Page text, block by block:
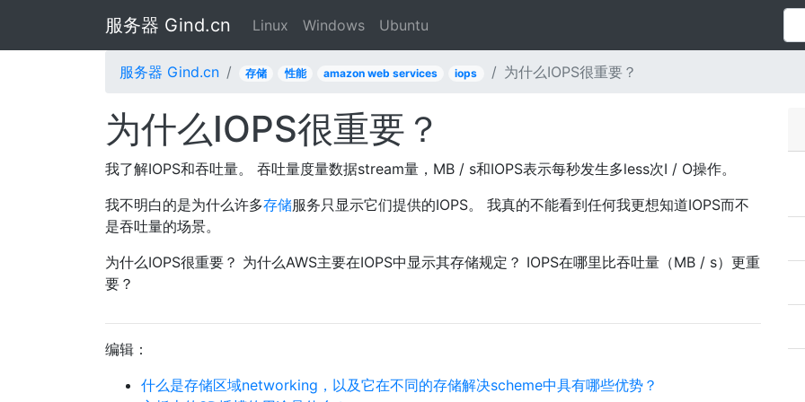
服务器 Gind.cn Linux Windows Ubuntu
服务器 Gind.cn 存储 性能 amazon web services iops 为什么IOPS很重要？
为什么IOPS很重要？
我了解IOPS和吞吐量。 吞吐量度量数据stream量，MB / s和IOPS表示每秒发生多less次I / O操作。
我不明白的是为什么许多存储服务只显示它们提供的IOPS。 我真的不能看到任何我更想知道IOPS而不
是吞吐量的场景。
为什么IOPS很重要？ 为什么AWS主要在IOPS中显示其存储规定？ IOPS在哪里比吞吐量（MB / s）更重
要？
编辑：
什么是存储区域networking，以及它在不同的存储解决scheme中具有哪些优势？